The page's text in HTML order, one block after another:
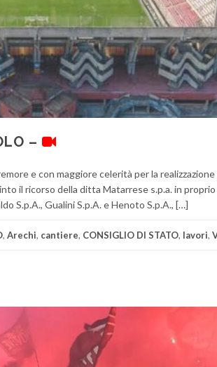
–
e con maggiore celerità per la
il ricorso della ditta Matarrese s.p.a. in
S.p.A., Gualini S.p.A. e Henoto S.p.A., […]
, Arechi, cantiere, CONSIGLIO DI STATO, lavori,